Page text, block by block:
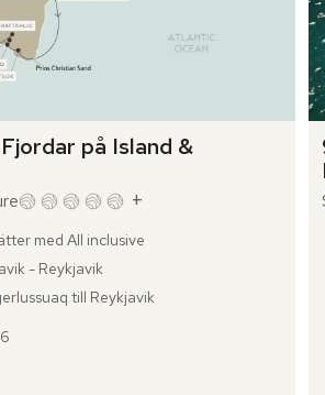
på Island &
+
med All inclusive
- Reykjavik
till Reykjavik